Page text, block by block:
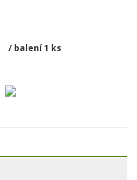
/ balení 1 ks